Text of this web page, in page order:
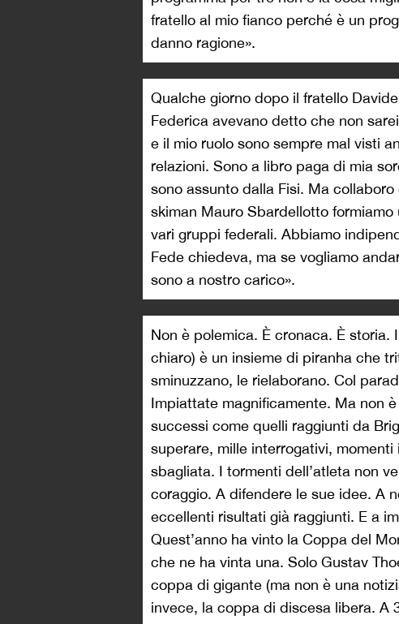
fratello al mio fianco perché è un
danno ragione».
Qualche giorno dopo il fratello
Federica avevano detto che non
e il mio ruolo sono sempre mal visti
relazioni. Sono a libro paga di mia
sono assunto dalla Fisi. Ma
skiman Mauro Sbardellotto
vari gruppi federali. Abbiamo
Fede chiedeva, ma se vogliamo
sono a nostro carico».
Non è polemica. È cronaca. È
chiaro) è un insieme di piranha che
sminuzzano, le rielaborano. Col
Impiattate magnificamente. Ma non
successi come quelli raggiunti da
superare, mille interrogativi,
sbagliata. I tormenti dell’atleta non
coraggio. A difendere le sue idee. A
eccellenti risultati già raggiunti. E a
Quest’anno ha vinto la Coppa del
che ne ha vinta una. Solo Gustav
coppa di gigante (ma non è una
invece, la coppa di discesa libera. A